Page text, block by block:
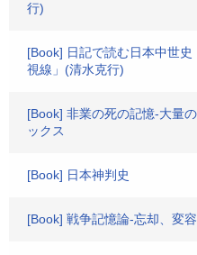
行)
[Book] 日記で読む日本中世
視線」(清水克行)
[Book] 非業の死の記憶-大量
ックス
[Book] 日本神判史
[Book] 戦争記憶論-忘却、変